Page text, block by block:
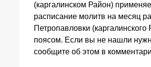
(каргалинском Район)
расписание молитв на месяц
Петропавловки
поясом. Если вы не нашли
сообщите об этом в